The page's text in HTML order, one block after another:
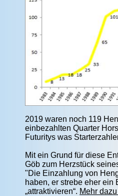
2019 waren noch 119
einbezahlten Quarter
Futuritys was
Mit ein Grund für diese
Göb zum Herzstück
"Die Einzahlung von
haben, er strebe eher ein
„attraktivieren“. Mehr